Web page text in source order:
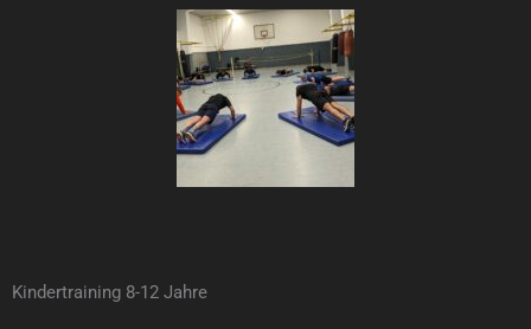
Kindertraining 8-12 Jahre